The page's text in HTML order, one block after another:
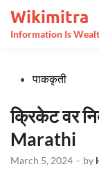
content
Wikimitra
Information Is
Postedपाककृती
क्रिकेट वर
Marathi
March 5, 2024 - by